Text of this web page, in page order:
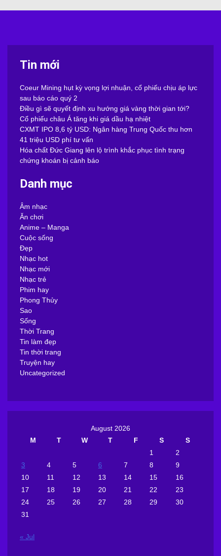
Tin mới
Coeur Mining hụt kỳ vọng lợi nhuận, cổ phiếu chịu áp lực
sau báo cáo quý 2
Điều gì sẽ quyết định xu hướng giá vàng thời gian tới?
Cổ phiếu châu Á tăng khi giá dầu hạ nhiệt
CXMT IPO 8,6 tỷ USD: Ngân hàng Trung Quốc thu hơn
41 triệu USD phí tư vấn
Hóa chất Đức Giang lên lộ trình khắc phục tình trạng
chứng khoán bị cảnh báo
Danh mục
Âm nhạc
Ăn chơi
Anime – Manga
Cuộc sống
Đẹp
Nhạc hot
Nhạc mới
Nhạc trẻ
Phim hay
Phong Thủy
Sao
Sống
Thời Trang
Tin làm đẹp
Tin thời trang
Truyện hay
Uncategorized
August 2026
M
T W T F S
S
1
2
3
4 5 6 7 8
9
10
11 12 13 14 15
16
17
18 19 20 21 22
23
24
25 26 27 28 29
30
31
« Jul